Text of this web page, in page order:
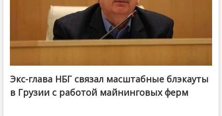
Экс-глава НБГ связал масштабные блэкауты
в Грузии с работой майнинговых ферм